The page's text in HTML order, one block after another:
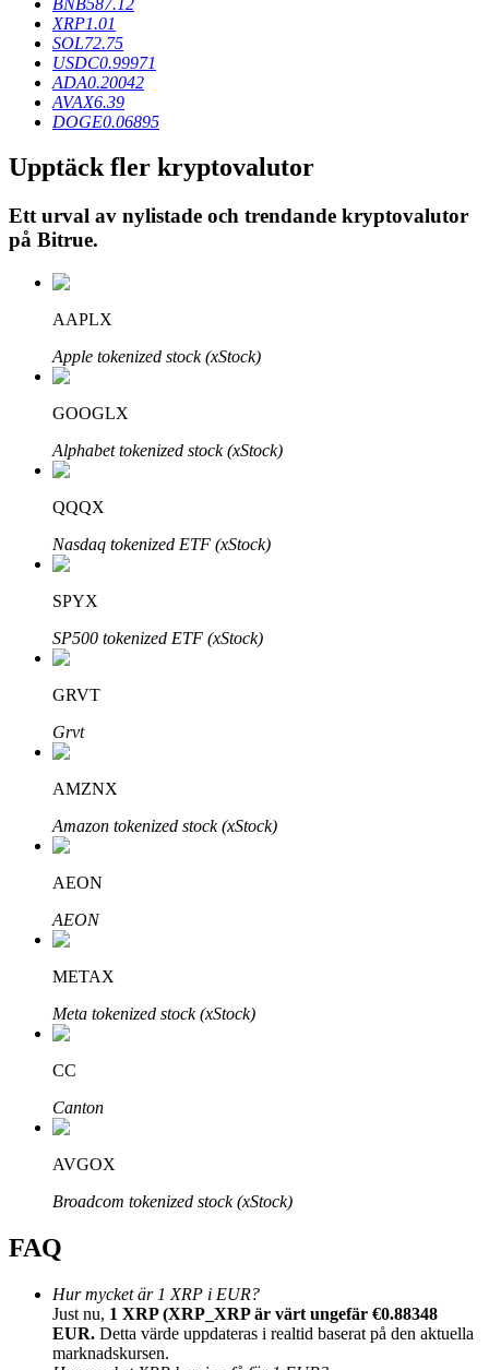
BTR-låsningar
Exklusiva investeringar för BTR-innehavare
Lån
Kryptostödd lånetjänst
Lär dig Staking
Lär dig mer om att tjäna passiv inkomst
Bitrue
Bitrue Partners
Bitrue Affiliates
XRP1.01
SOL72.75
USDC0.99971
ADA0.20042
AVAX6.39
DOGE0.06895
Upptäck fler kryptovalutor
Ett urval av nylistade och trendande kryptovalutor
på Bitrue.
AAPLX
Apple tokenized stock (xStock)
GOOGLX
Alphabet tokenized stock (xStock)
QQQX
Nasdaq tokenized ETF (xStock)
SPYX
SP500 tokenized ETF (xStock)
GRVT
Grvt
AMZNX
Amazon tokenized stock (xStock)
AEON
AEON
METAX
Meta tokenized stock (xStock)
CC
Canton
AVGOX
Broadcom tokenized stock (xStock)
FAQ
Hur mycket är 1 XRP i EUR?
Just nu, 1 XRP (XRP_XRP är värt ungefär €0.88348
EUR. Detta värde uppdateras i realtid baserat på den aktuella
marknadskursen.